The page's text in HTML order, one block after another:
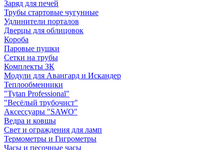
Заряд для печей
Трубы стартовые чугунные
Удлинители порталов
Дверцы для облицовок
Короба
Паровые пушки
Сетки на трубы
Комплекты ЗК
Модули для Авангард и Искандер
Теплообменники
"Tytan Professional"
"Весёлый трубочист"
Аксессуары "SAWO"
Ведра и ковшы
Свет и ограждения для ламп
Термометры и Гигрометры
Часы и песочные часы